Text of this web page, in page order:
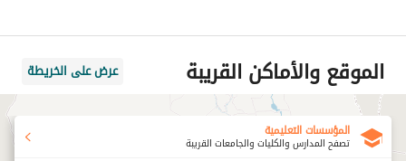
الموقع والأماكن القريبة عرض على الخريطة
المؤسسات التعليمية
تصفح المدارس والكليات والجامعات القريبة